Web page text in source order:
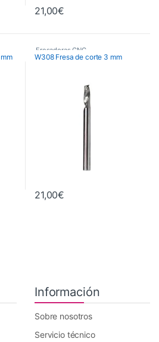
21,00€
Fresadoras CNC
W308 Fresa de corte 3 mm
21,00€
Información
Sobre nosotros
Servicio técnico